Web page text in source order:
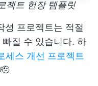
젝트 헌장 템플릿
성 프로젝트는 적절
질 수 있습니다. 하
세스 개선 프로젝트